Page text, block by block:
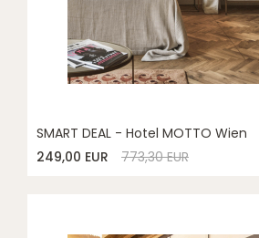
SMART DEAL - Hotel MOTTO Wien
249,00 EUR
773,30 EUR